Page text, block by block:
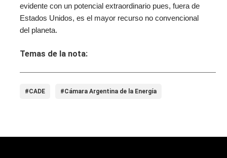
evidente con un potencial extraordinario pues, fuera de
Estados Unidos, es el mayor recurso no convencional
del planeta.
Temas de la nota:
#CADE #Cámara Argentina de la Energía